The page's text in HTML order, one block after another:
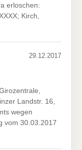
erloschen:
Kirch,
29.12.2017
Landstr. 16,
wegen
vom 30.03.2017